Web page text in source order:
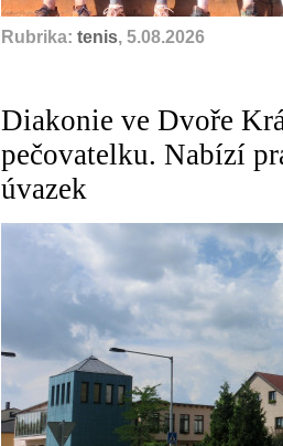
Rubrika: tenis, 5.08.2026
Diakonie ve Dvoře
pečovatelku. Nabízí
úvazek